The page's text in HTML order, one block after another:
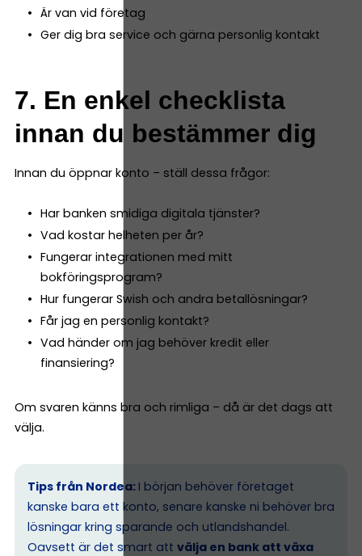
Är van vid företag
Ger dig bra service och gärna personlig kontakt
7. En enkel checklista
innan du bestämmer dig
Innan du öppnar konto – ställ dessa frågor:
Har banken smidiga digitala tjänster?
Vad kostar helheten per år?
Fungerar integrationen med mitt
bokföringsprogram?
Hur fungerar Swish och andra betallösningar?
Får jag en personlig kontakt?
Vad händer om jag behöver kredit eller
finansiering?
Om svaren känns bra och rimliga – då är det dags att
välja.
Tips från Nordea: I början behöver företaget
kanske bara ett konto, senare kanske ni behöver bra
lösningar kring sparande och utlandshandel.
Oavsett är det smart att välja en bank att växa